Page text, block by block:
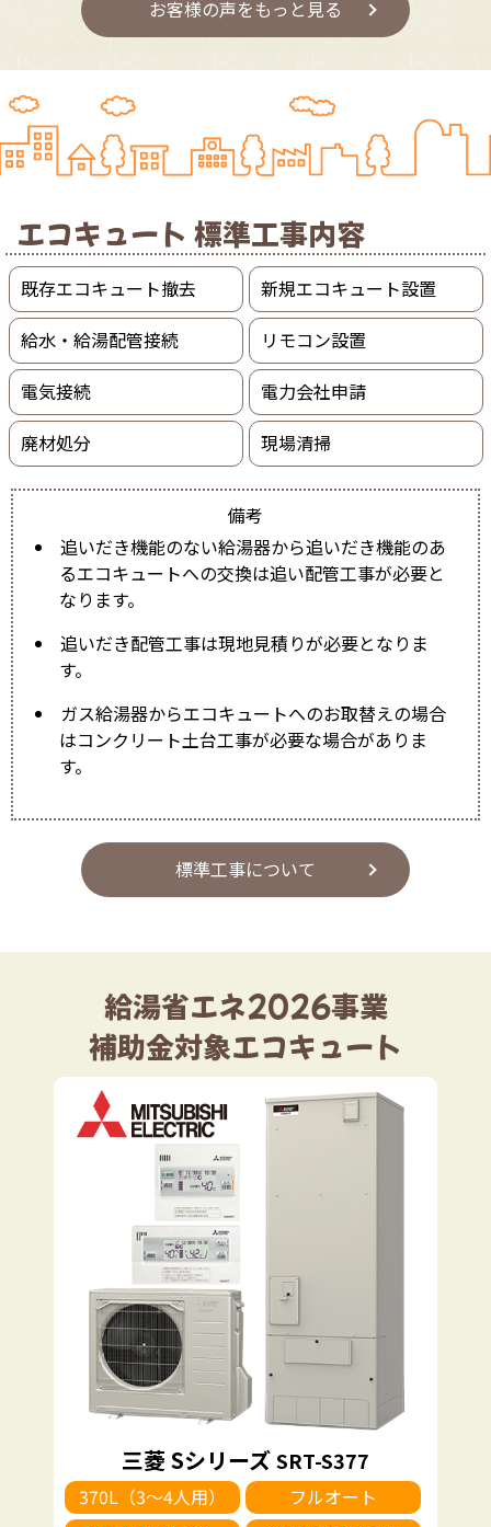
お客様の声をもっと見る
エコキュート 標準工事内容
既存エコキュート撤去
新規エコキュート設置
給水・給湯配管接続
リモコン設置
電気接続
電力会社申請
廃材処分
現場清掃
備考
追いだき機能のない給湯器から追いだき機能のあ
るエコキュートへの交換は追い配管工事が必要と
なります。
追いだき配管工事は現地見積りが必要となりま
す。
ガス給湯器からエコキュートへのお取替えの場合
はコンクリート土台工事が必要な場合がありま
す。
標準工事について
給湯省エネ2026事業
補助金対象エコキュート
三菱 SシリーズSRT-S377
370L（3～4人用）
フルオート